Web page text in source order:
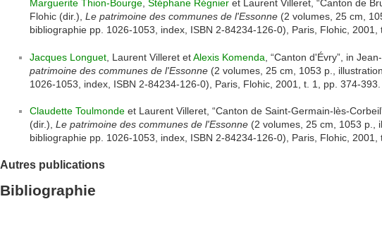
Marguerite Thion-Bourge Stéphane Régnier et Laurent Villeret, “Canton de
Flohic (dir.), Le patrimoine des communes de l'Essonne (2 volumes, 25 cm,
bibliographie pp. 1026-1053, index, ISBN 2-84234-126-0), Paris, Flohic, 2001,
Jacques Longuet , Laurent Villeret etAlexis Komenda , “Canton d'Évry”, in
patrimoine des communes de l'Essonne (2 volumes, 25 cm, 1053 p.,
1026-1053, index, ISBN 2-84234-126-0), Paris, Flohic, 2001, t. 1, pp. 374-393.
Claudette Toulmonde et Laurent Villeret, “Canton de Saint-Germain-lès-
(dir.), Le patrimoine des communes de l'Essonne (2 volumes, 25 cm, 1053 p.,
bibliographie pp. 1026-1053, index, ISBN 2-84234-126-0), Paris, Flohic, 2001,
Autres publications
Bibliographie